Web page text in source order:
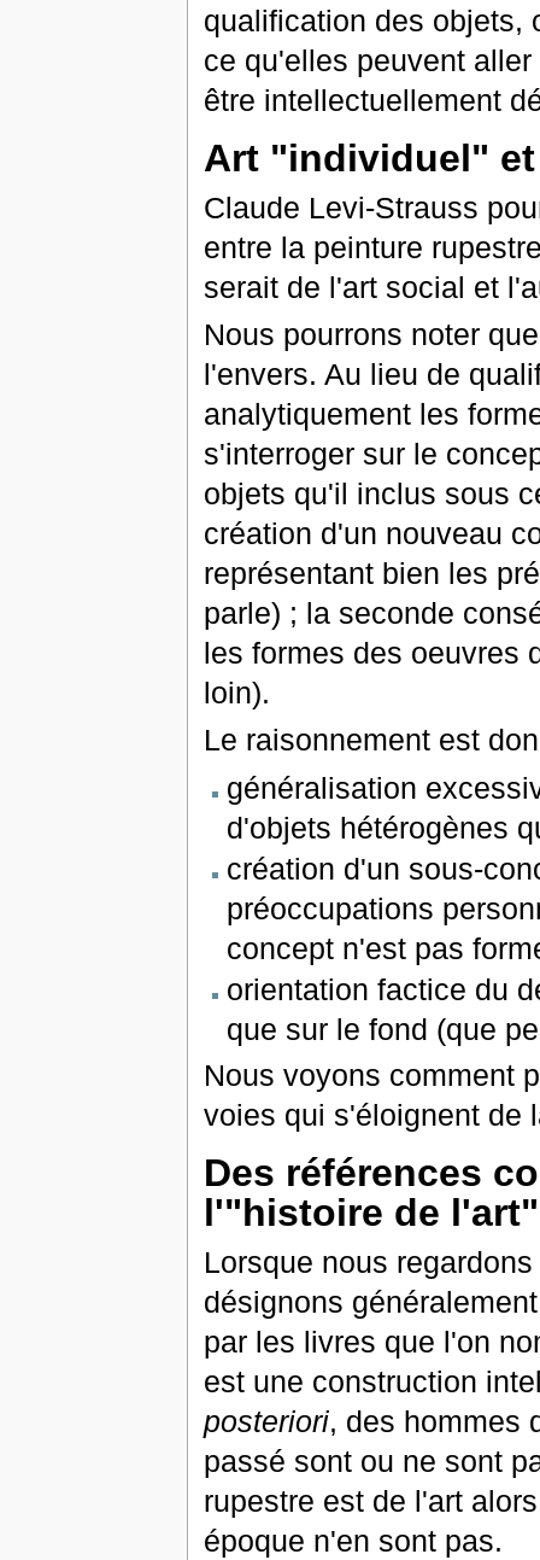
qualification des objets,
ce qu'elles peuvent
être intellectuellement
Art "individuel"
Claude Levi-Strauss
entre la peinture
serait de l'art social et
Nous pourrons noter
l'envers. Au lieu de
analytiquement les
s'interroger sur le
objets qu'il inclus sous
création d'un nouveau
représentant bien les
parle) ; la seconde
les formes des oeuvres
loin).
Le raisonnement est
généralisation
d'objets hétérogènes
création d'un sous-
préoccupations
concept n'est pas
orientation factice du
que sur le fond (que
Nous voyons comment
voies qui s'éloignent de
Des références
l'"histoire de l'art"
Lorsque nous
désignons
par les livres que l'on
est une construction
posteriori, des hommes
passé sont ou ne sont
rupestre est de l'art
époque n'en sont pas.